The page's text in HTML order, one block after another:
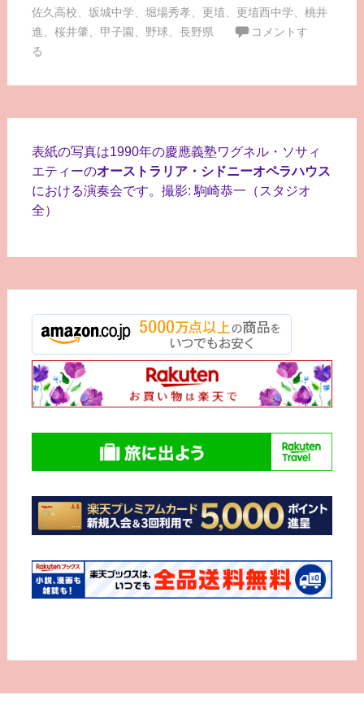
佐久高校
坂城中学 堀場秀孝 更埴 更埴西中学
桃井
進
桜井肇 甲子園 野球、 長野県
コメントす
る
表紙の写真は1990年の慶應義塾ワグネル・ソサィ
エティーのオーストラリア・シドニーオペラハウス
における演奏会です。撮影: 駒崎恭一（スタジオ
全）